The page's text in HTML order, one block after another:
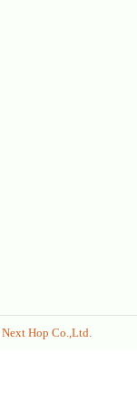
Next Hop Co.,Ltd.